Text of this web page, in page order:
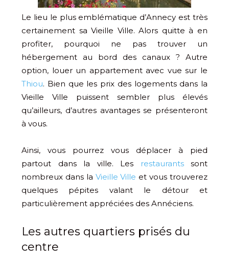
Le lieu le plus emblématique d’Annecy est très
certainement sa Vieille Ville. Alors quitte à en
profiter, pourquoi ne pas trouver un
hébergement au bord des canaux ? Autre
option, louer un appartement avec vue sur le
Thiou. Bien que les prix des logements dans la
Vieille Ville puissent sembler plus élevés
qu’ailleurs, d’autres avantages se présenteront
à vous.
Ainsi, vous pourrez vous déplacer à pied
partout dans la ville. Les
restaurantssont
nombreux dans la Vieille Ville et vous trouverez
quelques pépites valant le détour et
particulièrement appréciées des Annéciens.
Les autres quartiers prisés du
centre